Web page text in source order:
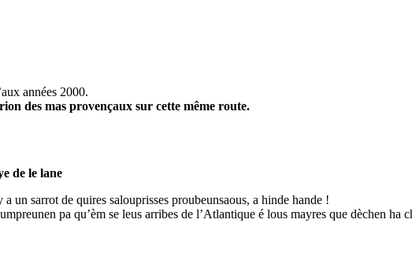
années 2000.
des mas provençaux sur cette même route.
de le lane
un sarrot de quires salouprisses proubeunsaous, a hinde hande !
pa qu’èm se leus arribes de l’Atlantique é lous mayres que dèchen ha